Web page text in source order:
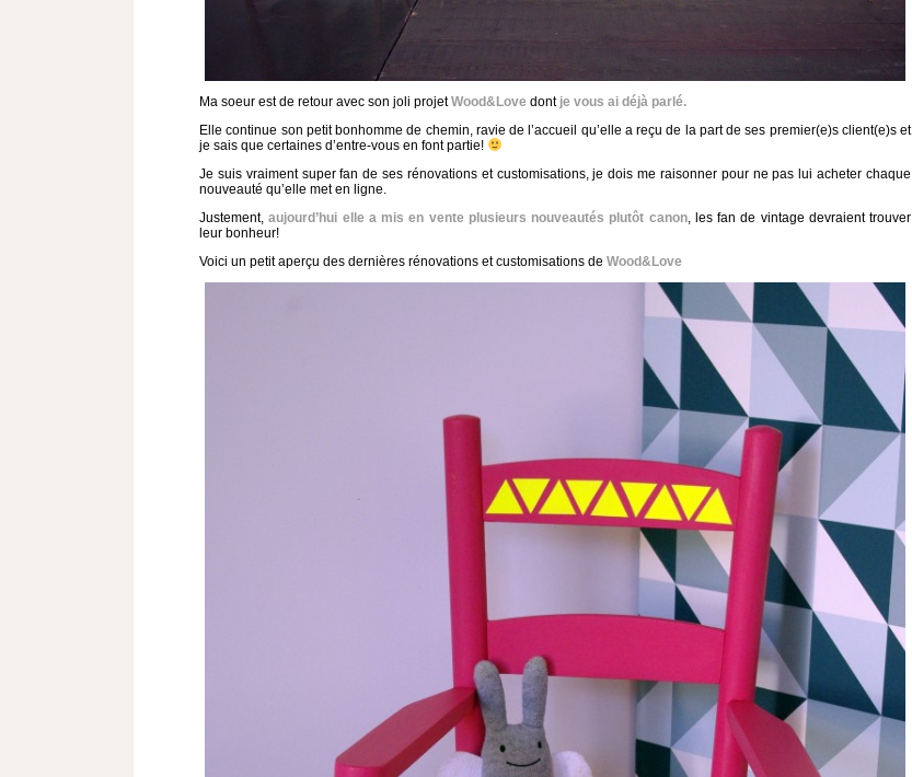
Ma soeur est de retour avec son joli projetWood&Love dontje vous ai déjà parlé.
Elle continue son petit bonhomme de chemin, ravie de l’accueil qu’elle a reçu de la part de ses premier(e)s client(e)s et
je sais que certaines d’entre-vous en font partie!
Je suis vraiment super fan de ses rénovations et customisations, je dois me raisonner pour ne pas lui acheter chaque
nouveauté qu’elle met en ligne.
Justement,aujourd’hui elle a mis en vente plusieurs nouveautés plutôt canon, les fan de vintage devraient trouver
leur bonheur!
Voici un petit aperçu des dernières rénovations et customisations de Wood&Love